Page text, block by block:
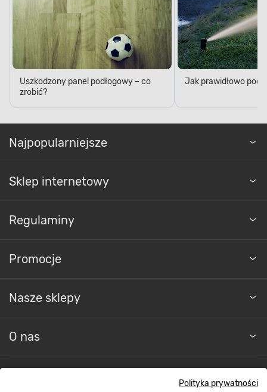
Polityka prywatności
Uszkodzony panel podłogowy – co
zrobić?
Jak prawidłowo
Najpopularniejsze
Sklep internetowy
Regulaminy
Promocje
Nasze sklepy
O nas